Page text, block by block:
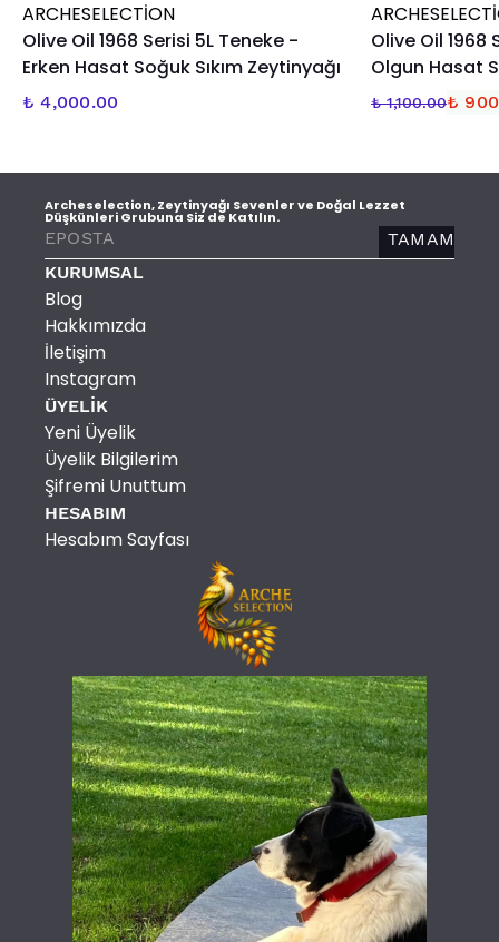
ARCHESELECTION
Olive Oil 1968 Serisi 5L Teneke -
Erken Hasat Soğuk Sıkım Zeytinyağı
₺ 4,000.00
Olive Oil 1968
Olgun Hasat
₺ 1,100.00₺
KURUMSAL
Blog
Hakkımızda
İletişim
Instagram
ÜYELİK
Yeni Üyelik
Üyelik Bilgilerim
Şifremi Unuttum
HESABIM
Hesabım Sayfası
Archeselection, Zeytinyağı Sevenler ve Doğal Lezzet
Düşkünleri Grubuna Siz de Katılın.
TAMAM